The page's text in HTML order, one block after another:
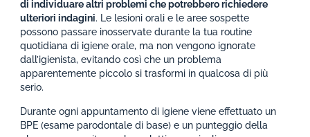
di individuare altri problemi che potrebbero richiedere
ulteriori indagini. Le lesioni orali e le aree sospette
possono passare inosservate durante la tua routine
quotidiana di igiene orale, ma non vengono ignorate
dall’igienista, evitando così che un problema
apparentemente piccolo si trasformi in qualcosa di più
serio.
Durante ogni appuntamento di igiene viene effettuato un
BPE (esame parodontale di base) e un punteggio della